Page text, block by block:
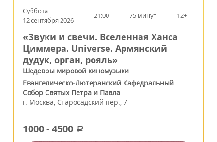
Суббота
12 сентября 2026
21:00 75 минут 12+
«Звуки и свечи. Вселенная Ханса
Циммера. Universe. Армянский
дудук, орган, рояль»
Шедевры мировой киномузыки
Евангелическо-Лютеранский Кафедральный
Собор Святых Петра и Павла
г. Москва, Старосадский пер., 7
1000-4500 a